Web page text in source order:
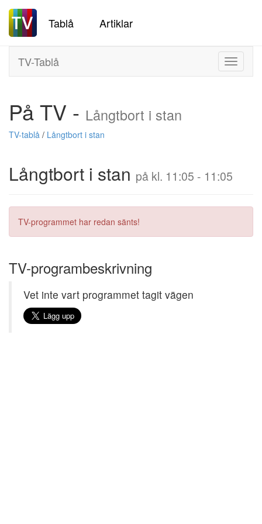
Tablå Artiklar
Toggle
TV-Tablå
På TV - Långtbort i stan
TV-tablå / Långtbort i stan
Långtbort i stan på kl. 11:05 - 11:05
TV-programmet har redan sänts!
TV-programbeskrivning
Vet inte vart programmet tagit vägen